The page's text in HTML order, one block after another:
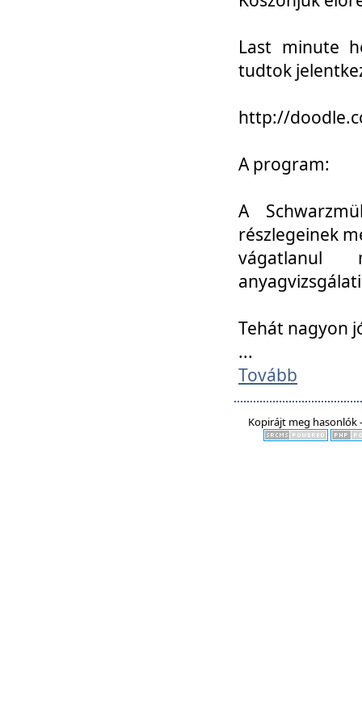
Last minute
tudtok
http://
A program:
A
részlegeinek
vágatlanul
Tehát nagyon
...
Tovább
Kopirájt meg hasonlók